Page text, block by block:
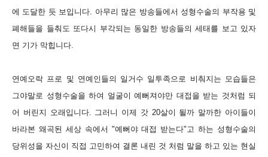
에 도달한 듯 보입니다. 아무리 많은 방송들에서 성형수술의 부작용 및
폐해들을 들춰도 또다시 부각되는 동일한 방송들의 세태를 보고 있자
면 기가 막힙니다.
연예오락 프로 및 연예인들의 일거수 일투족으로 비춰지는 모습들은
그야말로 성형수술을 하여 얼굴이 예뻐져야만 대접을 받는 것처럼 되
어 버린지 오래입니다.
그러니 이제 갓 20살이 될까 말까한 아이들이
바라본 왜곡된 세상 속에서 "예뻐야 대접 받는다"고 하는 성형수술의
당위성을 자신이 직접 고민하여 결론 내린 것 처럼 말을 하고 있는 현실